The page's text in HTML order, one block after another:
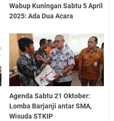
Wabup Kuningan Sabtu 5 April
2025: Ada Dua Acara
Agenda Sabtu 21 Oktober:
Lomba Barjanji antar SMA,
Wisuda STKIP